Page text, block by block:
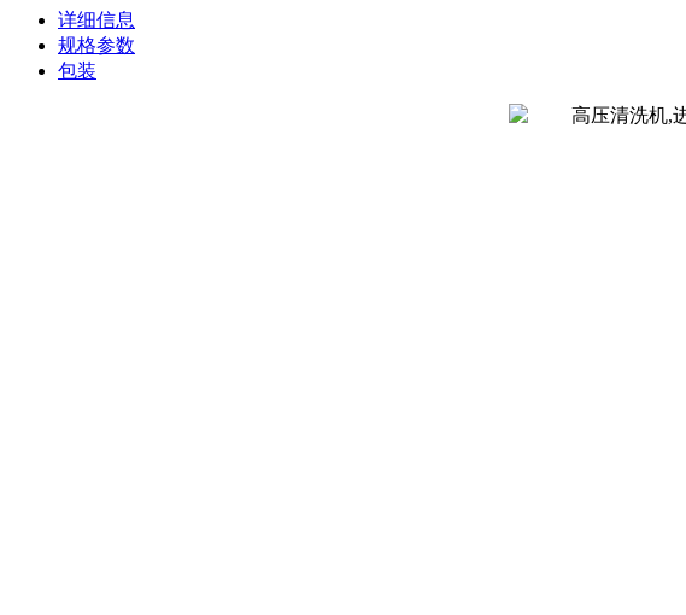
详细信息
规格参数
包装